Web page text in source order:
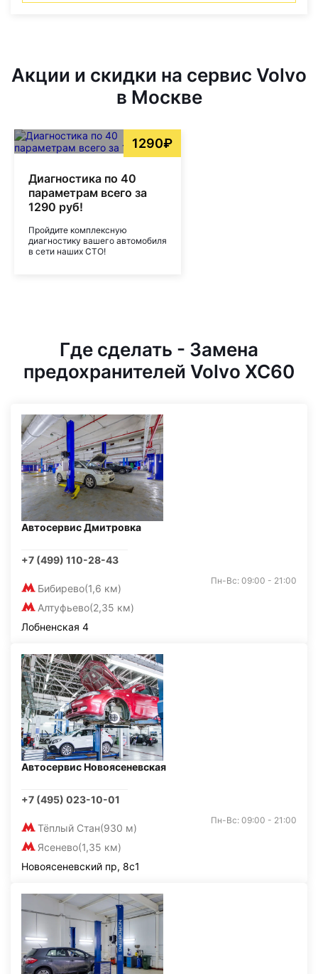
Акции и скидки на сервис Volvo
в Москве
1290₽
Диагностика по 40
параметрам всего за
1290 руб!
Пройдите комплексную
диагностику вашего автомобиля
в сети наших СТО!
Где сделать - Замена
предохранителей Volvo XC60
Автосервис Дмитровка
+7 (499) 110-28-43
Бибирево(1,6 км)
Алтуфьево(2,35 км)
Пн-Вс: 09:00 - 21:00
Лобненская 4
Автосервис Новоясеневская
+7 (495) 023-10-01
Тёплый Стан(930 м)
Ясенево(1,35 км)
Пн-Вс: 09:00 - 21:00
Новоясеневский пр, 8с1